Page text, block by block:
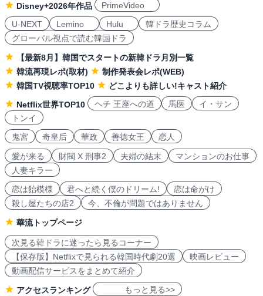
Disney+2026年作品
PrimeVideo
U-NEXT
Lemino Hulu
韓ドラ歴史コラム
グローバル視点で読む韓国ドラ
【最新8月】韓国でスタートの新韓ドラ月別一覧
韓流再現レポ(取材)
制作発表会レポ(WEB)
韓国TV視聴率TOP10
どこよりも詳しい!キャスト紹介
Netflix世界TOP10
ヘチ 王座への道 馬医
イ・サン
トンイ
鬼宮
奇皇后 華政 善徳女王 恋人
愛が来る 財閥 X 刑事2 夫婦の結末
マンションのお仕事
人妻キラー
恋は飴模様
君へと続く僕のドリーム!
恋は命がけ
殺し屋たちの店2
今、不倫が問題ではありません
華流トップページ
次見る韓ドラに迷ったら見るコーナー
【保存版】Netflixで見られる韓国時代劇20選
映画レビュー
動画配信サービスをまとめて紹介
アクセスランキング もっと見る>>